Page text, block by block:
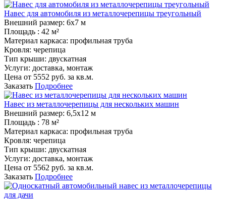
Навес для автомобиля из металлочерепицы треугольный
Внешний размер: 6х7 м
Площадь : 42 м²
Материал каркаса: профильная труба
Кровля: черепица
Тип крыши: двускатная
Услуги: доставка, монтаж
Цена от 5552 руб. за кв.м.
Заказать Подробнее
Навес из металлочерепицы для нескольких машин
Внешний размер: 6,5х12 м
Площадь : 78 м²
Материал каркаса: профильная труба
Кровля: черепица
Тип крыши: двускатная
Услуги: доставка, монтаж
Цена от 5562 руб. за кв.м.
Заказать Подробнее